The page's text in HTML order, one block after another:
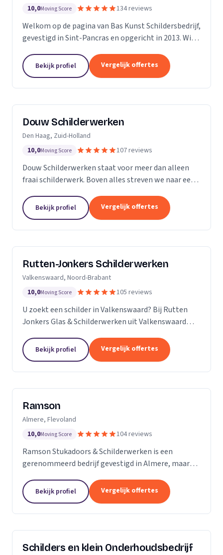
10,0Moving Score 134 reviews
Welkom op de pagina van Bas Kunst Schildersbedrijf,
gevestigd in Sint-Pancras en opgericht in 2013. Wij
ook regelmatig leerlingen op. Met...
Bekijk profiel Vergelijk offertes
Douw Schilderwerken
Den Haag, Zuid-Holland
10,0Moving Score 107 reviews
Douw Schilderwerken staat voor meer dan alleen
fraai schilderwerk. Boven alles streven we naar een
kostenbesparend voor u als klant. Bovendien kunt u
rekenen op...
Bekijk profiel Vergelijk offertes
Rutten-Jonkers Schilderwerken
Valkenswaard, Noord-Brabant
10,0Moving Score 105 reviews
U zoekt een schilder in Valkenswaard? Bij Rutten
Jonkers Glas & Schilderwerken uit Valkenswaard
Bekijk profiel Vergelijk offertes
Ramson
Almere, Flevoland
10,0Moving Score 104 reviews
Ramson Stukadoors & Schilderwerken is een
gerenommeerd bedrijf gevestigd in Almere, maar
Of u nu in Amsterdam, Harderwijk, Amersfoort of
elders...
Bekijk profiel Vergelijk offertes
Schilders en klein Onderhoudsbedrijf